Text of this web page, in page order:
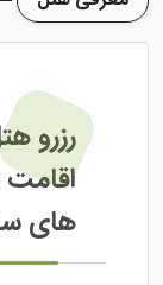
رزرو
های